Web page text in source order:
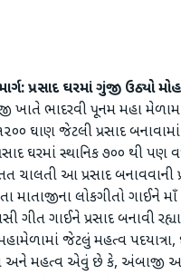
પ્રસાદ ઘરમાં ગુંજી ઉઠ્યો
ભાદરવી પૂનમ મહા
ઘાણ જેટલી પ્રસાદ
ઘરમાં સ્થાનિક ૭૦૦ થી પણ
ચાલતી આ પ્રસાદ બનાવવાની
માતાજીના લોકગીતો ગાઈને
ગીત ગાઈને પ્રસાદ બનાવી
જેટલું મહત્વ
અને મહત્વ એવું છે કે, અંબાજી